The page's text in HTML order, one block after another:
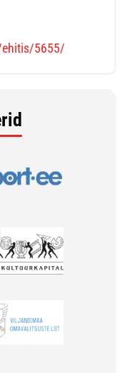
ehitis/5655/